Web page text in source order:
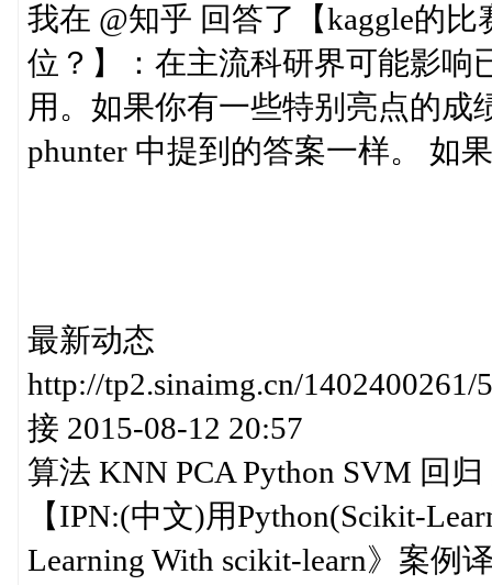
我在 @知乎 回答了【kaggle的比
位？】：在主流科研界可能影响
用。如果你有一些特别亮点的成
phunter 中提到的答案一样。 如
最新动态
http://tp2.sinaimg.cn/
接 2015-08-12 20:57
算法 KNN PCA Python SVM 回
【IPN:(中文)用Python(Scikit-
Learning With scikit-learn》案例